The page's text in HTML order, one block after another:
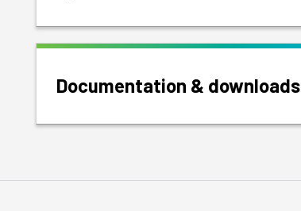
Documentation & downloads